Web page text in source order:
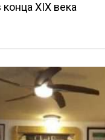
XIX века